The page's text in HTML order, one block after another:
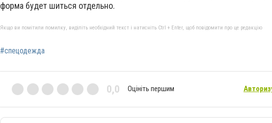
форма будет шиться отдельно.
Якщо ви помітили помилку, виділіть необхідний текст і натисніть Ctrl + Enter, щоб повідомити про це редакцію
#спецодежда
0,0 Оцініть першим